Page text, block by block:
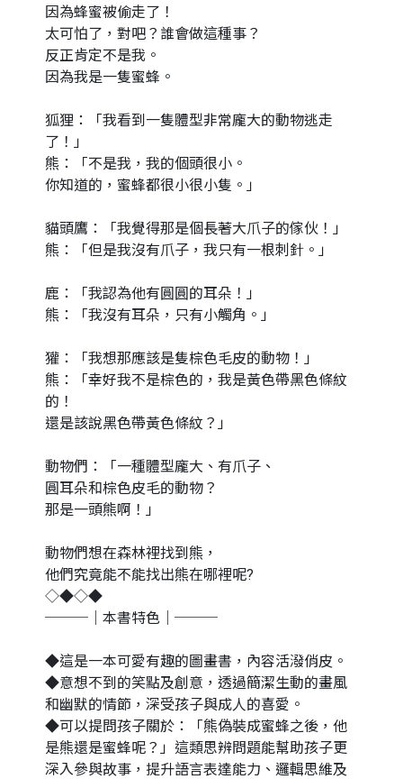
因為蜂蜜被偷走了！
太可怕了，對吧？誰會做這種事？
反正肯定不是我。
因為我是一隻蜜蜂。
狐狸：「我看到一隻體型非常龐大的動物逃走
了！」
熊：「不是我，我的個頭很小。
你知道的，蜜蜂都很小很小隻。」
貓頭鷹：「我覺得那是個長著大爪子的傢伙！」
熊：「但是我沒有爪子，我只有一根刺針。」
鹿：「我認為他有圓圓的耳朵！」
熊：「我沒有耳朵，只有小觸角。」
獾：「我想那應該是隻棕色毛皮的動物！」
熊：「幸好我不是棕色的，我是黃色帶黑色條紋
的！
還是該說黑色帶黃色條紋？」
動物們：「一種體型龐大、有爪子、
圓耳朵和棕色皮毛的動物？
那是一頭熊啊！」
動物們想在森林裡找到熊，
他們究竟能不能找出熊在哪裡呢?
◇◆◇◆
───｜本書特色｜───
◆這是一本可愛有趣的圖畫書，內容活潑俏皮。
◆意想不到的笑點及創意，透過簡潔生動的畫風
和幽默的情節，深受孩子與成人的喜愛。
◆可以提問孩子關於：「熊偽裝成蜜蜂之後，他
是熊還是蜜蜂呢？」這類思辨問題能幫助孩子更
深入參與故事，提升語言表達能力、邏輯思維及